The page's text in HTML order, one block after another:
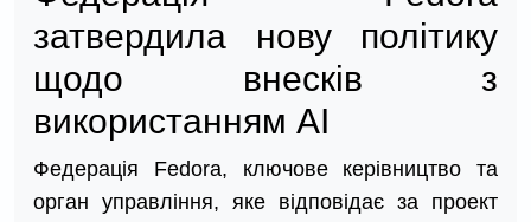
затвердила нову політику
щодо внесків з
використанням AI
Федерація Fedora, ключове керівництво та
орган управління, яке відповідає за проект